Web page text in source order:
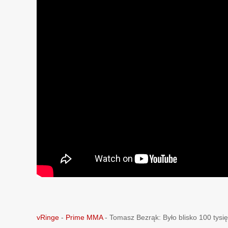
vRinge - Prime MMA- Tomasz Bezrąk: Było blisko 100